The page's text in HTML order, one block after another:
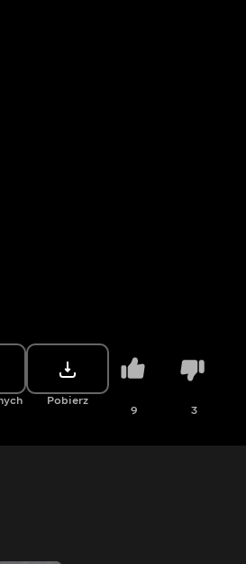
Pobierz
9 3